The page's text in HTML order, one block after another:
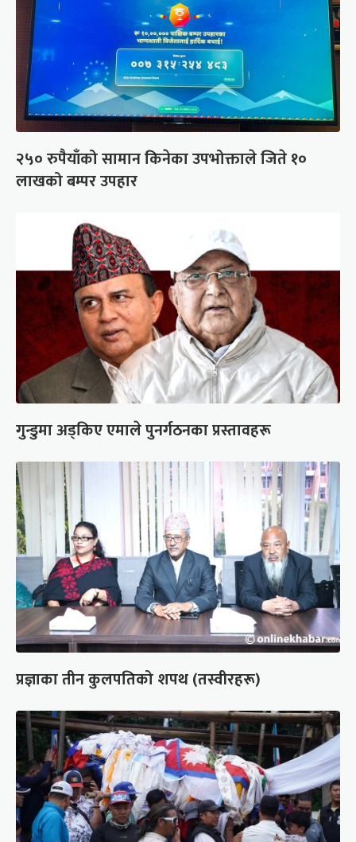
२५० रुपैयाँको सामान किनेका उपभोक्ताले जिते १०
लाखको बम्पर उपहार
गुन्डुमा अड्किए एमाले पुनर्गठनका प्रस्तावहरू
प्रज्ञाका तीन कुलपतिको शपथ (तस्वीरहरू)